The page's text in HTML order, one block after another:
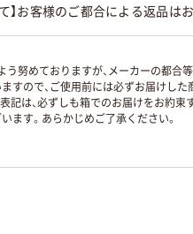
】お客様のご都合による返品は
めておりますが、メーカーの都合等
ので、ご使用前には必ずお届けし
記は、必ずしも箱でのお届けをお約束
ます。あらかじめご了承ください。